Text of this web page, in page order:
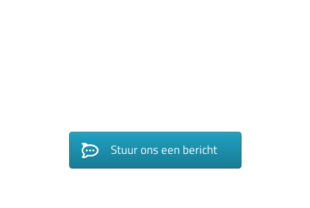
Stuur ons een bericht